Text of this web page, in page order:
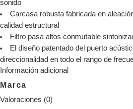
sonido
Carcasa robusta fabricada en
calidad estructural
Filtro pasa altos conmutable
El diseño patentado del puerto
direccionalidad en todo el rango de
Información adicional
Marca
Valoraciones (0)